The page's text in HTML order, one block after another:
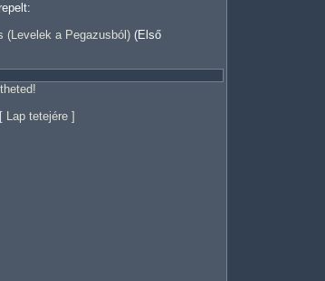
(Levelek a Pegazusból) (Első
[ Lap tetejére]